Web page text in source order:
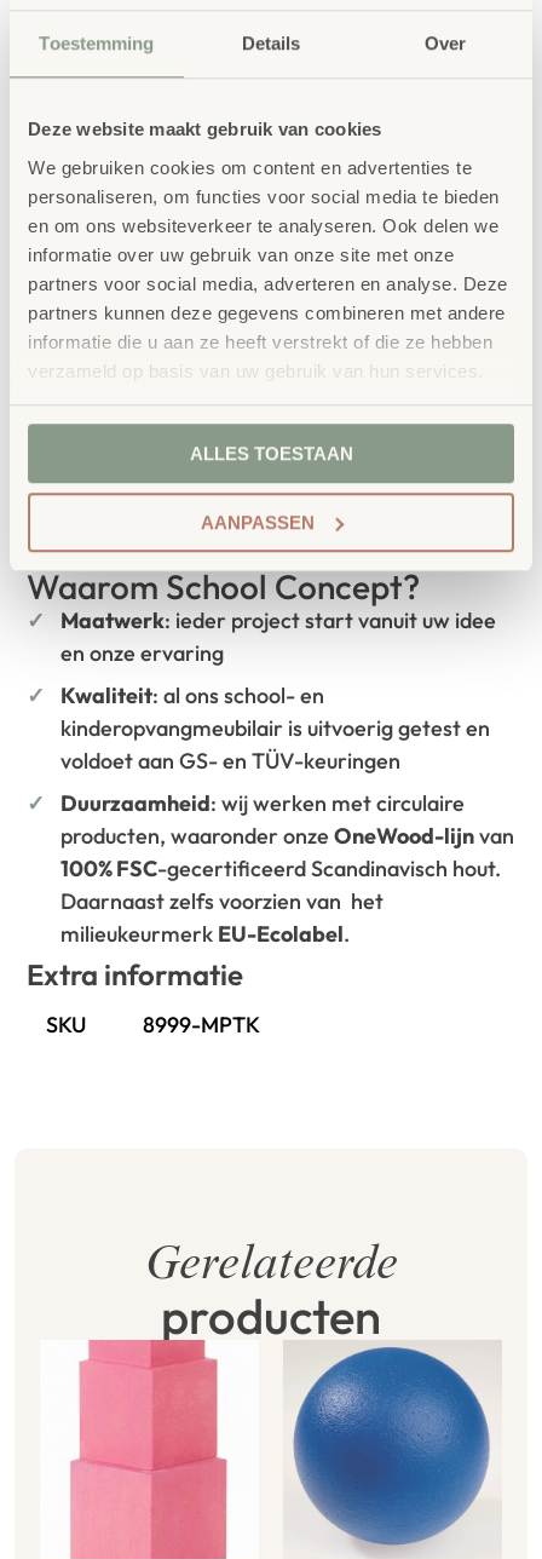
Toestemming Details Over
Deze website maakt gebruik van cookies
We gebruiken cookies om content en advertenties te
personaliseren, om functies voor social media te bieden
en om ons websiteverkeer te analyseren. Ook delen we
informatie over uw gebruik van onze site met onze
partners voor social media, adverteren en analyse. Deze
partners kunnen deze gegevens combineren met andere
informatie die u aan ze heeft verstrekt of die ze hebben
verzameld op basis van uw gebruik van hun services.
ALLES TOESTAAN
AANPASSEN
indeling leren kinderen zelfstandig omgaan met hun
materialen. De Montessori Peuter Toonkast bevordert
vrijblijvend een offerte aan of bestel direct online.
Vertrouwdbestellen bij School
Concept
School Concept is de specialist in
onderwijsmeubilair. Wij geloven dat een
leeromgeving inspireert wanneer deze
aansluit bij de behoeften van kinderen én
Waarom School Concept?
Maatwerk: ieder project start vanuit uw idee
en onze ervaring
Kwaliteit: al ons school- en
kinderopvangmeubilair is uitvoerig getest en
voldoet aan GS- en TÜV-keuringen
Duurzaamheid: wij werken met circulaire
producten, waaronder onzeOneWood-lijnvan
100% FSC-gecertificeerd Scandinavisch hout.
Daarnaast zelfs voorzien van het
milieukeurmerk EU-Ecolabel.
Extra informatie
SKU 8999-MPTK
Gerelateerde
producten